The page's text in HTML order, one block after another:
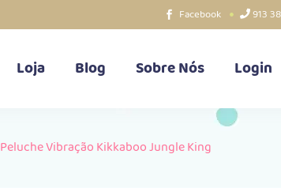
Facebook 913
Loja Blog Sobre Nós Login
Peluche Vibração Kikkaboo Jungle King